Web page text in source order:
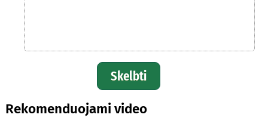
Skelbti
Rekomenduojami video